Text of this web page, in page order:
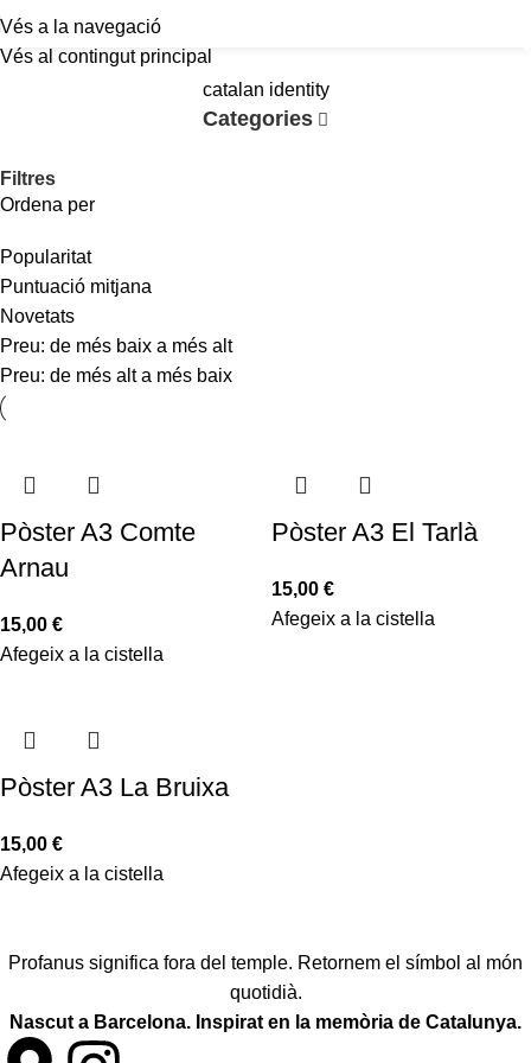
Vés a la navegació
Vés al contingut principal
catalan identity
Categories
Filtres
Ordena per
Popularitat
Puntuació mitjana
Novetats
Preu: de més baix a més alt
Preu: de més alt a més baix
Pòster A3 Comte
Arnau
15,00 €
Afegeix a la cistella
Pòster A3 El Tarlà
15,00 €
Afegeix a la cistella
Pòster A3 La Bruixa
15,00 €
Afegeix a la cistella
Profanus significa fora del temple. Retornem el símbol al món
quotidià.
Nascut a Barcelona. Inspirat en la memòria de Catalunya.